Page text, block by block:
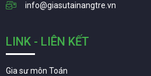
info@giasutainangtre.vn
LINK - LIÊN KẾT
Gia sư môn Toán